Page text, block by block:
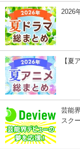
2026
【夏
芸能
スク